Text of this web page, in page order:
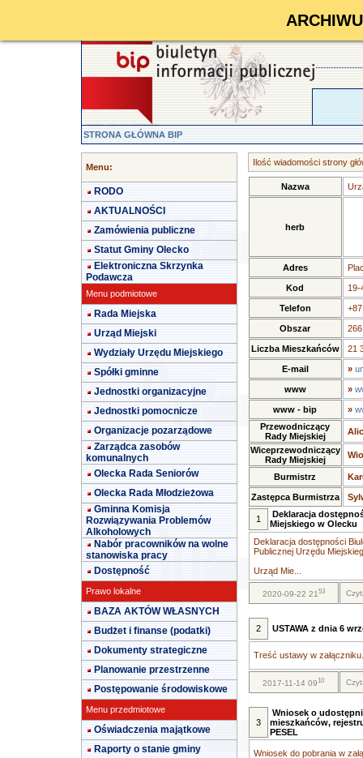
STRONA GŁÓWNA BIP
Menu:
RODO
AKTUALNOŚCI
Zamówienia publiczne
Statut Gminy Olecko
Elektroniczna Skrzynka
Podawcza
Menu podmiotowe
Rada Miejska
Urząd Miejski
Wydziały Urzędu Miejskiego
Spółki gminne
Jednostki organizacyjne
Jednostki pomocnicze
Organizacje pozarządowe
Zarządca zasobów
komunalnych
Olecka Rada Seniorów
Olecka Rada Młodzieżowa
Gminna Komisja
Rozwiązywania Problemów
Alkoholowych
Nabór pracowników na wolne
stanowiska pracy
Dostępność
Prawo lokalne
BAZA AKTÓW WŁASNYCH
Budżet i finanse (podatki)
Dokumenty strategiczne
Planowanie przestrzenne
Postępowanie środowiskowe
Menu przedmiotowe
Oświadczenia majątkowe
Raporty o stanie gminy
Ilość wiadomości strony
Nazwa
herb
Adres
Kod 19-
Telefon
Obszar
Liczba Mieszkańców 21
E-mail »
www »
www - bip »
Przewodniczący
Rady Miejskiej
Wiceprzewodniczący
Rady Miejskiej
Burmistrz
Zastępca Burmistrza
1
Deklaracja
Miejskiego w Olecku
Deklaracja dostępności
Publicznej Urzędu
Urząd Mie...
2020-09-22 2153
2 USTAWA z dnia 6
Treść ustawy w
2017-11-14 0910
3
Wniosek o
mieszkańców,
PESEL
Wniosek do pobrania w